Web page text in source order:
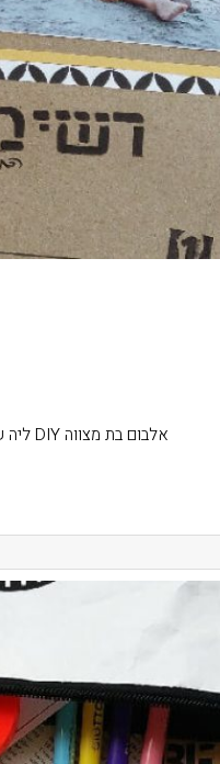
אלבום בת מצווה DIY ליה שלי בת 11 ובדיוק בעוד שנה תחגוג בת מצווה. החלטתי שאת השנה הזו נציין בצורה